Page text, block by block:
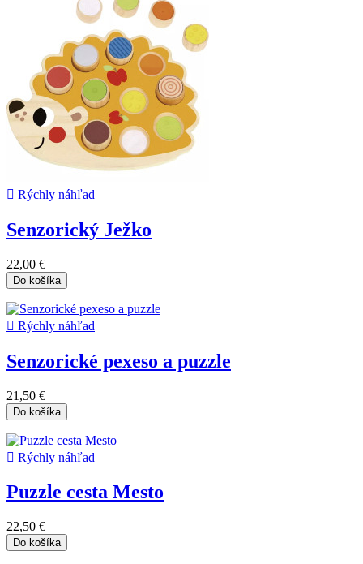
 Rýchly náhľad
Senzorický Ježko
22,00 €
Do košíka
 Rýchly náhľad
Senzorické pexeso a puzzle
21,50 €
Do košíka
 Rýchly náhľad
Puzzle cesta Mesto
22,50 €
Do košíka